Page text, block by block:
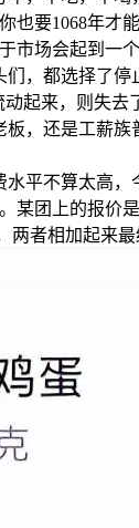
也要1068年才能
市场会起到一个
，都选择了
起来，则失去
，还是工薪
平不算太高
某团上的报价
者相加起来